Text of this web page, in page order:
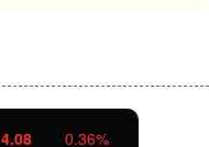
4.10 0.37%